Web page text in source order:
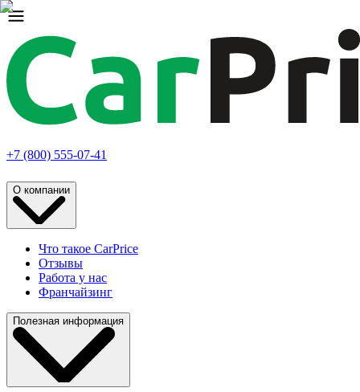
+7 (800) 555-07-41
О компании
Что такое CarPrice
Отзывы
Работа у нас
Франчайзинг
Полезная информация